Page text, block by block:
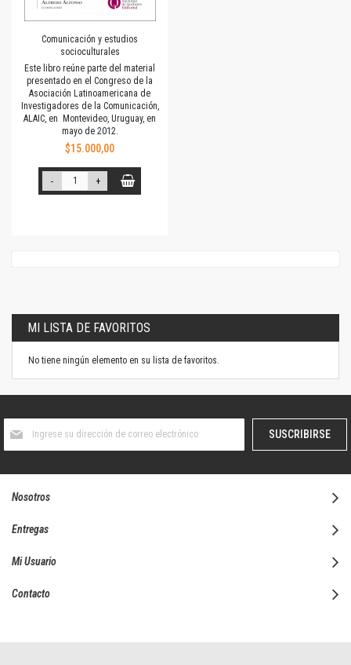
Comunicación y estudios
socioculturales
Este libro reúne parte del material
presentado en el Congreso de la
Asociación Latinoamericana de
Investigadores de la Comunicación,
ALAIC, en Montevideo, Uruguay, en
mayo de 2012.
$15.000,00
- +
MI LISTA DE FAVORITOS
No tiene ningún elemento en su lista de favoritos.
boletín
SUSCRIBIRSE
Nosotros
Entregas
Mi Usuario
Contacto